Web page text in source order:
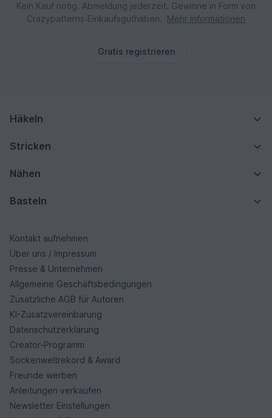
Kein Kauf nötig. Abmeldung jederzeit. Gewinne in Form von
Crazypatterns‑Einkaufsguthaben.
Mehr Informationen
Gratis registrieren
Häkeln
Stricken
Nähen
Basteln
Kontakt aufnehmen
Über uns / Impressum
Presse & Unternehmen
Allgemeine Geschäftsbedingungen
Zusätzliche AGB für Autoren
KI-Zusatzvereinbarung
Datenschutzerklärung
Creator-Programm
Sockenweltrekord & Award
Freunde werben
Anleitungen verkaufen
Newsletter Einstellungen